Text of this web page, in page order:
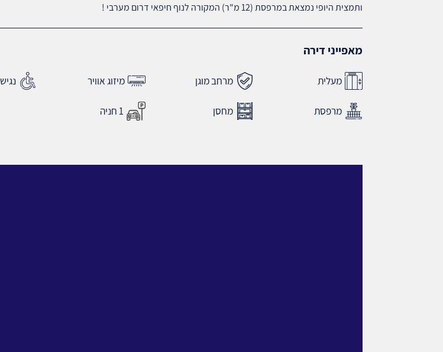
ותמצית היופי נמצאת במרפסת (12 מ"ר) המקורה לנוף חיפאי דרום מערבי !
מאפייני דירה
מעלית מרחב מוגן מיזוג אוויר נגיש
מרפסת מחסן 1 חניה